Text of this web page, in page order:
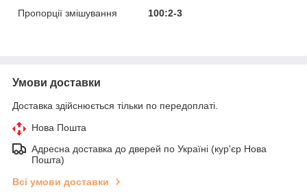
Пропорції змішування
100:2-3
Умови доставки
Доставка здійснюється тільки по передоплаті.
Нова Пошта
Адресна доставка до дверей по Україні (кур'єр Нова
Пошта)
Всі умови доставки